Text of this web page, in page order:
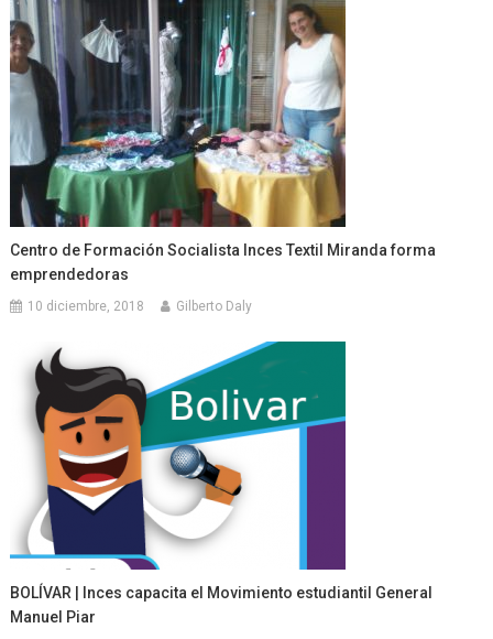
Centro de Formación Socialista Inces Textil Miranda forma
emprendedoras
10 diciembre, 2018 Gilberto Daly
BOLÍVAR | Inces capacita el Movimiento estudiantil General
Manuel Piar